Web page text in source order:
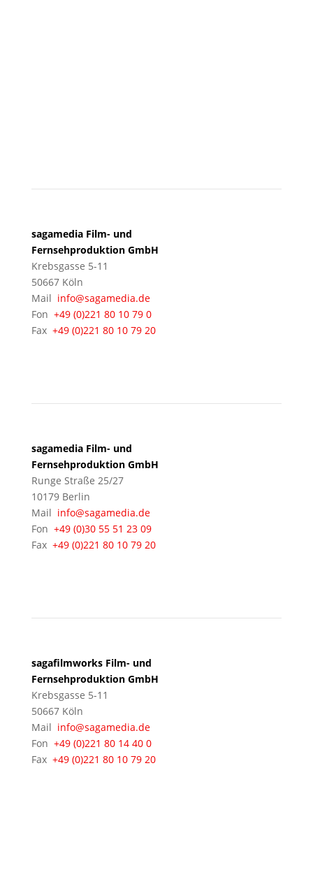
sagamedia Film- und
Fernsehproduktion GmbH
Krebsgasse 5-11
50667 Köln
Mail info@sagamedia.de
Fon +49 (0)221 80 10 79 0
Fax +49 (0)221 80 10 79 20
sagamedia Film- und
Fernsehproduktion GmbH
Runge Straße 25/27
10179 Berlin
Mail info@sagamedia.de
Fon +49 (0)30 55 51 23 09
Fax +49 (0)221 80 10 79 20
sagafilmworks Film- und
Fernsehproduktion GmbH
Krebsgasse 5-11
50667 Köln
Mail info@sagamedia.de
Fon +49 (0)221 80 14 40 0
Fax +49 (0)221 80 10 79 20